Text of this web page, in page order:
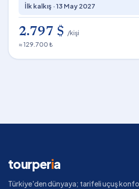
İlk kalkış ·13 May 2027
2.797 $ /kişi
≈ 129.700 ₺
tourperia
Türkiye'den dünyaya; tarifeli uçuş